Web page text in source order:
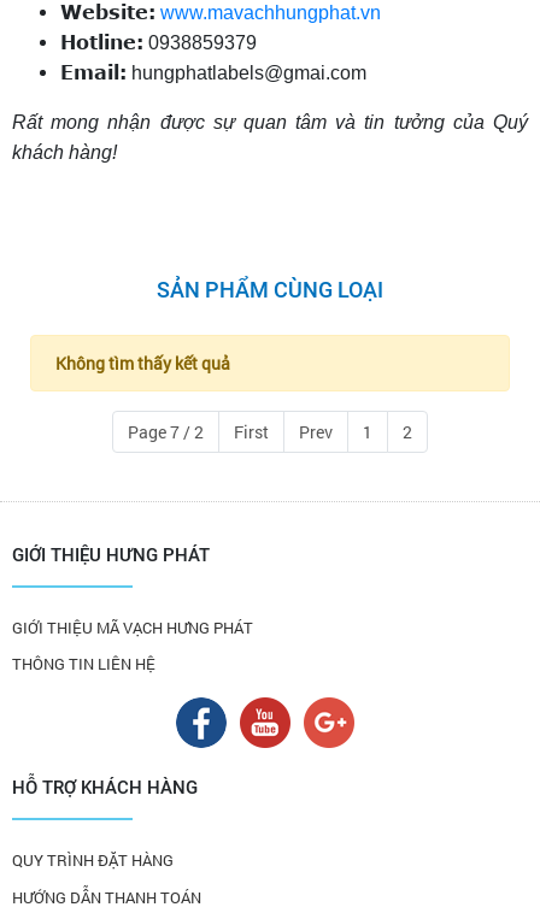
Website: www.mavachhungphat.vn
Hotline: 0938859379
Email: hungphatlabels@gmai.com
Rất mong nhận được sự quan tâm và tin tưởng của Quý
khách hàng!
SẢN PHẨM CÙNG LOẠI
Không tìm thấy kết quả
Page 7 / 2 First Prev 1 2
GIỚI THIỆU HƯNG PHÁT
GIỚI THIỆU MÃ VẠCH HƯNG PHÁT
THÔNG TIN LIÊN HỆ
HỖ TRỢ KHÁCH HÀNG
QUY TRÌNH ĐẶT HÀNG
HƯỚNG DẪN THANH TOÁN